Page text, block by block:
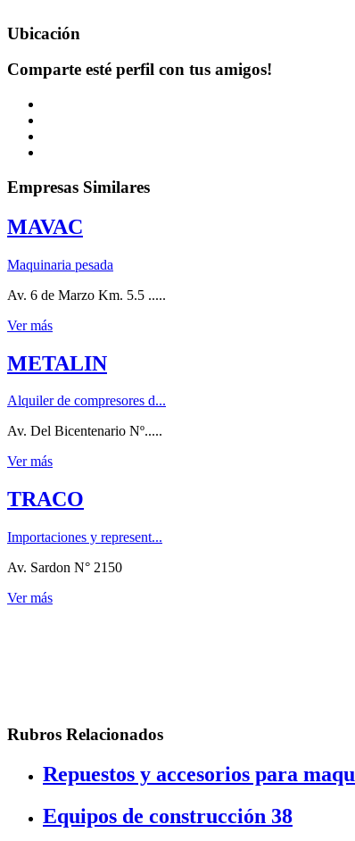
Ubicación
Comparte esté perfil con tus amigos!
Empresas Similares
MAVAC
Maquinaria pesada
Av. 6 de Marzo Km. 5.5 .....
Ver más
METALIN
Alquiler de compresores d...
Av. Del Bicentenario Nº.....
Ver más
TRACO
Importaciones y represent...
Av. Sardon N° 2150
Ver más
Rubros Relacionados
Repuestos y accesorios para
Equipos de construcción 38